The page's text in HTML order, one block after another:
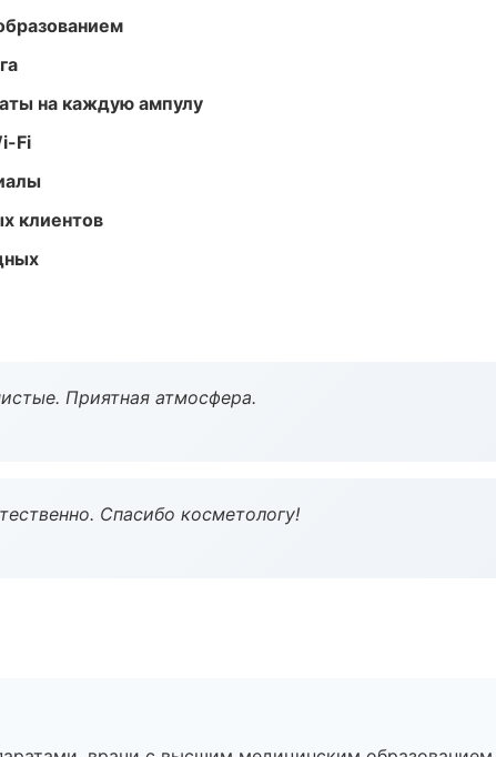
на каждую ампулу
Fi
клиентов
Приятная атмосфера.
Спасибо косметологу!